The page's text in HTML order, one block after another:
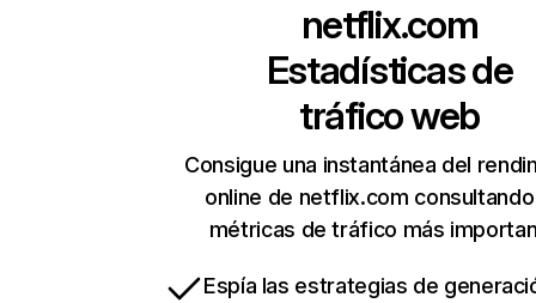
netflix.com
Estadísticas de
tráfico web
Consigue una instantánea del
online de netflix.com
métricas de tráfico más
Espía las estrategias de